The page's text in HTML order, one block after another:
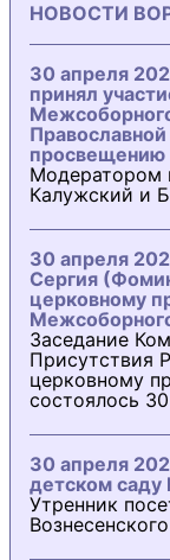
НОВОСТИ
30 апреля
принял
просвещению
Модератором
Калужский и
30 апреля
Сергия
церковному
Заседание
Присутствия
церковному
состоялось
30 апреля
детском
Утренник